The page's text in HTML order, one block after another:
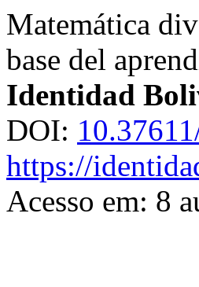
Matemática
base del
Identidad
DOI:
https://
Acesso em: 8